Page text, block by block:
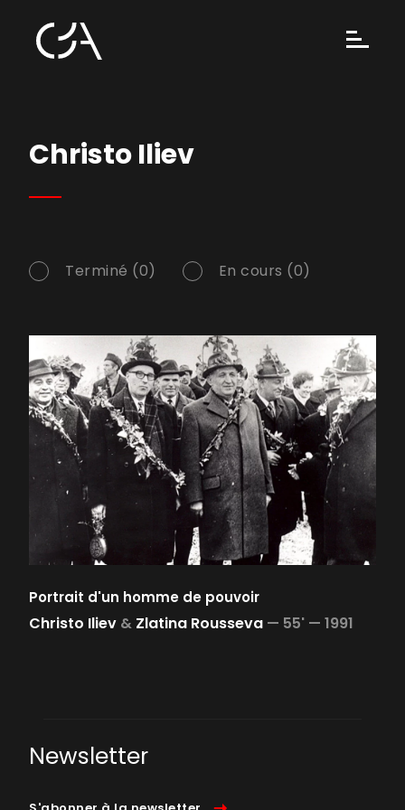
Christo Iliev
Terminé (0) En cours (0)
Portrait d'un homme de pouvoir
Christo Iliev & Zlatina Rousseva — 55' — 1991
Newsletter